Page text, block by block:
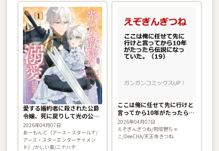
愛する婚約者に殺された公爵
令嬢、死に戻りして光の公爵
様（お父様）の溺愛に気づ
く 〜今度こそ、生きて幸せ
になります！〜 1巻
2026年04月07日
あーもんど（アース・スタールナ/
アース・スターエンターテイメン
ト）/かしい葵/ニナハチ
ここは俺に任せて先に行けと
言ってから10年がたったら伝
説になっていた。 19巻
2026年04月07日
えぞぎんぎつね/阿倍野ちゃ
こ/DeeCHA/天王寺きつね